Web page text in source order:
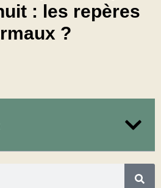
: les repères
?